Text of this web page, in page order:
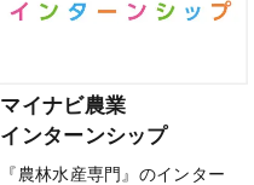
マイナビ農業
インターンシップ
『農林水産専門』のインター